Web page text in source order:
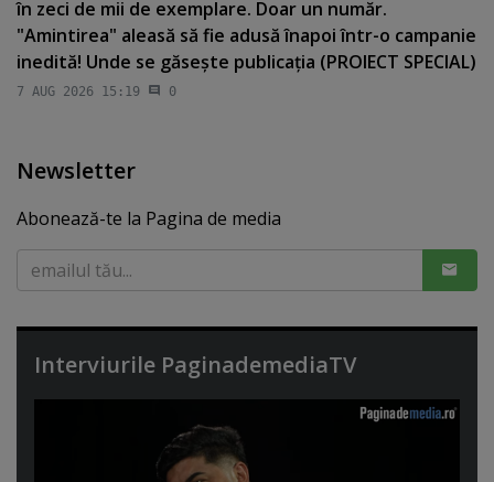
în zeci de mii de exemplare. Doar un număr.
"Amintirea" aleasă să fie adusă înapoi într-o campanie
inedită! Unde se găseşte publicaţia (PROIECT SPECIAL)
7 AUG 2026 15:19 0
Newsletter
Abonează-te la Pagina de media
Interviurile PaginademediaTV